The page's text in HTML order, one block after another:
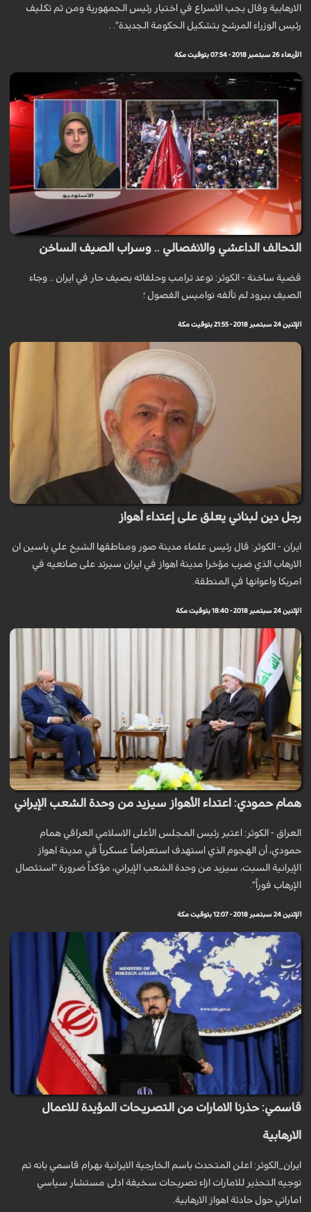
الارهابية وقال يجب الاسراع في اختيار رئيس الجمهورية ومن ثم تكليف
رئيس الوزراء المرشح بتشكيل الحكومة الجديدة". .
الأربعاء 26 سبتمبر 2018 - 07:54 بتوقيت مكة
التحالف الداعشي والانفصالي .. وسراب الصيف الساخن
قضية ساخنة - الكوثر: توعد ترامب وحلفائه بصيف حار في ايران .. وجاء
الصيف ببرود لم تألفه نواميس الفصول ؛
الإثنين 24 سبتمبر 2018 - 21:55 بتوقيت مكة
رجل دين لبناني يعلق على إعتداء أهواز
ايران - الكوثر: قال رئيس علماء مدينة صور ومناطقها الشيخ علي ياسين ان
الارهاب الذي ضرب مؤخرا مدينة اهواز في ايران سيرتد على صانعيه في
امريكا واعوانها في المنطقة.
الإثنين 24 سبتمبر 2018 - 18:40 بتوقيت مكة
همام حمودي: اعتداء الأهواز سيزيد من وحدة الشعب الإيراني
العراق - الکوثر: اعتبر رئيس المجلس الأعلى الاسلامي العراقي همام
حمودي، أن الهجوم الذي استهدف استعراضاً عسكرياً في مدينة اهواز
الإيرانية السبت، سيزيد من وحدة الشعب الإيراني، مؤكداً ضرورة "استئصال
الإرهاب فوراً".
الإثنين 24 سبتمبر 2018 - 12:07 بتوقيت مكة
قاسمي: حذرنا الامارات من التصريحات المؤيدة للاعمال
الارهابية
ايران_الكوثر: اعلن المتحدث باسم الخارجية الايرانية بهرام قاسمي بانه تم
توجيه التحذير للامارات ازاء تصريحات سخيفة ادلى مستشار سياسي
اماراتي حول حادثة اهواز الارهابية.